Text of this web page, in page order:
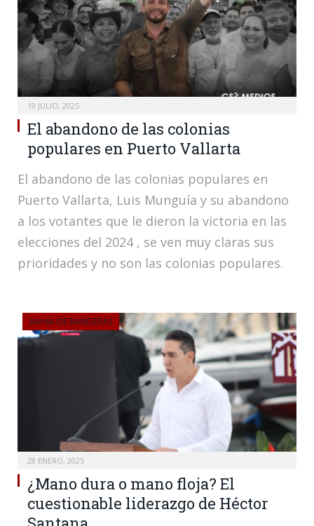
19 JULIO, 2025
El abandono de las colonias
populares en Puerto Vallarta
El abandono de las colonias populares en
Puerto Vallarta, Luis Munguía y su abandono
a los votantes que le dieron la victoria en las
elecciones del 2024 , se ven muy claras sus
prioridades y no son las colonias populares.
BAHÍA DE BANDERAS
28 ENERO, 2025
¿Mano dura o mano floja? El
cuestionable liderazgo de Héctor